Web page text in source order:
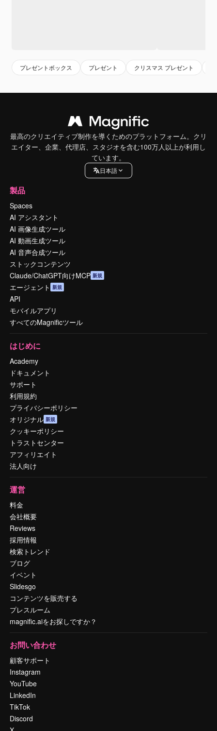
プレゼントボックス プレゼント クリスマス プレゼント
最高のクリエイティブ制作を導くためのプラットフォーム。クリ
エイター、企業、代理店、スタジオを含む100万人以上が利用し
ています。
日本語
製品
Spaces
AI アシスタント
AI 画像生成ツール
AI 動画生成ツール
AI 音声合成ツール
ストックコンテンツ
Claude/ChatGPT向けMCP 新規
エージェント 新規
API
モバイルアプリ
すべてのMagnificツール
はじめに
Academy
ドキュメント
サポート
利用規約
プライバシーポリシー
オリジナル 新規
クッキーポリシー
トラストセンター
アフィリエイト
法人向け
運営
料金
会社概要
Reviews
採用情報
検索トレンド
ブログ
イベント
Slidesgo
コンテンツを販売する
プレスルーム
magnific.aiをお探しですか？
お問い合わせ
顧客サポート
Instagram
YouTube
LinkedIn
TikTok
Discord